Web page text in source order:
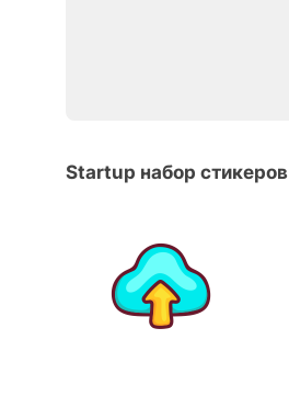
Startup набор стикеров